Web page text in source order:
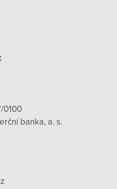
0100
banka, a. s.